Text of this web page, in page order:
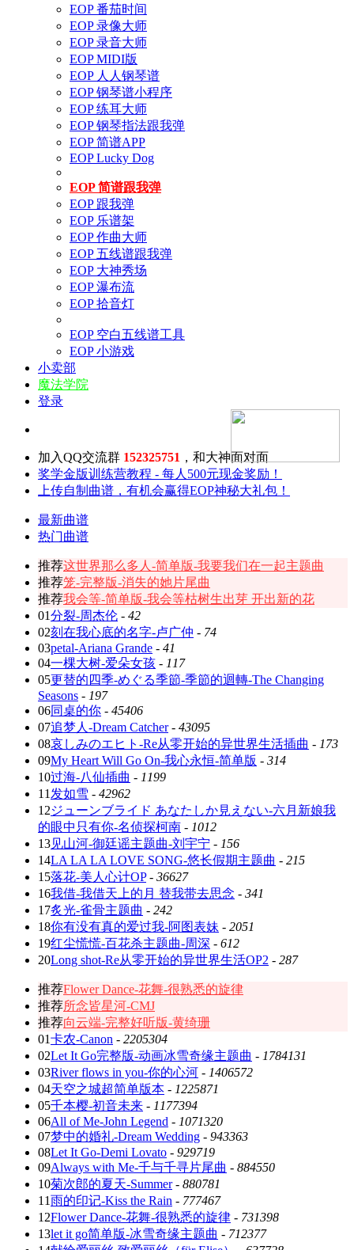
EOP 番茄时间
EOP 录像大师
EOP 录音大师
EOP MIDI版
EOP 人人钢琴谱
EOP 钢琴谱小程序
EOP 练耳大师
EOP 钢琴指法跟我弹
EOP 简谱APP
EOP Lucky Dog
EOP 简谱跟我弹
EOP 跟我弹
EOP 乐谱架
EOP 作曲大师
EOP 五线谱跟我弹
EOP 大神秀场
EOP 瀑布流
EOP 拾音灯
EOP 空白五线谱工具
EOP 小游戏
小卖部
魔法学院
登录
加入QQ交流群 152325751 ，和大神面对面
奖学金版训练营教程 - 每人500元现金奖励！
上传自制曲谱，有机会赢得EOP神秘大礼包！
最新曲谱
热门曲谱
推荐这世界那么多人-简单版-我要我们在一起主题曲
推荐笼-完整版-消失的她片尾曲
推荐我会等-简单版-我会等枯树生出芽 开出新的花
01分裂-周杰伦 - 42
02刻在我心底的名字-卢广仲 - 74
03petal-Ariana Grande - 41
04一棵大树-爱朵女孩 - 117
05更替的四季-めぐる季節-季節的迴轉-The Changing
Seasons - 197
06同桌的你 - 45406
07追梦人-Dream Catcher- 43095
08哀しみのエヒト-Re从零开始的异世界生活插曲 - 173
09My Heart Will Go On-我心永恒-简单版 - 314
10过海-八仙插曲 - 1199
11 发如雪 - 42962
12ジューンブライド あなたしか見えない-六月新娘我
的眼中只有你-名侦探柯南 - 1012
13见山河-御廷谣主题曲-刘宇宁 - 156
14LA LA LA LOVE SONG-悠长假期主题曲 - 215
15落花-美人心计OP- 36627
16我借-我借天上的月 替我带去思念 - 341
17炙光-雀骨主题曲 - 242
18你有没有真的爱过我-阿图表妹 - 2051
19红尘慌慌-百花杀主题曲-周深 - 612
20Long shot-Re从零开始的异世界生活OP2 - 287
推荐Flower Dance-花舞-很熟悉的旋律
推荐所念皆星河-CMJ
推荐向云端-完整好听版-黄绮珊
01卡农-Canon - 2205304
02Let It Go完整版-动画冰雪奇缘主题曲 - 1784131
03River flows in you-你的心河 - 1406572
04天空之城超简单版本 - 1225871
05千本樱-初音未来 - 1177394
06All of Me-John Legend - 1071320
07梦中的婚礼-Dream Wedding - 943363
08Let It Go-Demi Lovato - 929719
09Always with Me-千与千寻片尾曲 - 884550
10菊次郎的夏天-Summer- 880781
11雨的印记-Kiss the Rain - 777467
12Flower Dance-花舞-很熟悉的旋律 - 731398
13let it go简单版-冰雪奇缘主题曲 - 712377